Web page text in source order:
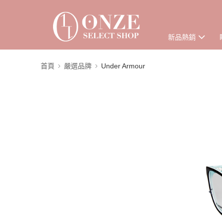
新品熱銷
首頁 嚴選品牌 Under Armour